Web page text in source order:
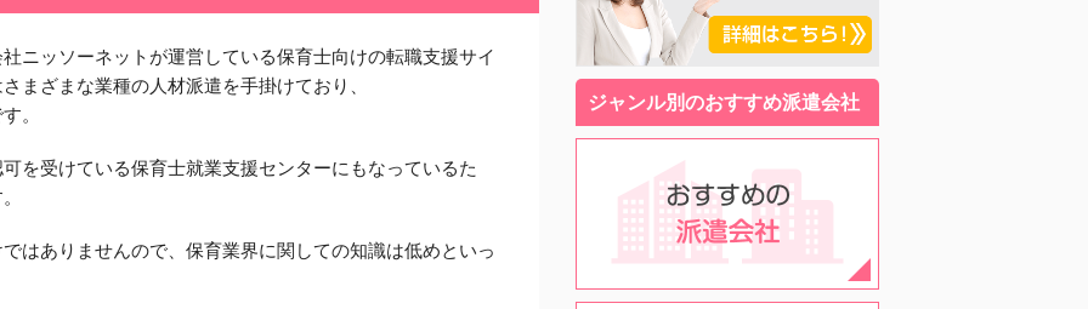
ニッソーネットが運営している保育士向けの転職支援サイ
まざまな業種の人材派遣を手掛けており、
。
を受けている保育士就業支援センターにもなっているた
はありませんので、保育業界に関しての知識は低めといっ
ジャンル別のおすすめ派遣会社